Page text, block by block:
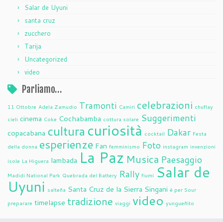
Salar de Uyuni
santa cruz
zucchero
Tarija
Uncategorized
video
Parliamo…
11 Ottobre Adela Zamudio Tramonti Camiri celebrazioni chuflay
cieli cinema Coke Cochabamba cottura solare Suggerimenti
copacabana cultura curiosità cocktail Dakar Festa
della donna esperienze Fan femminismo Foto instagram invenzioni
isole La Higuera lambada La Paz Musica Paesaggio
Madidi National Park Quebrada del Battery Rally fiumi Salar de
Uyuni salteña Santa Cruz de la Sierra Singani è per Sour
preparare timelapse tradizione viaggi video yungueñito